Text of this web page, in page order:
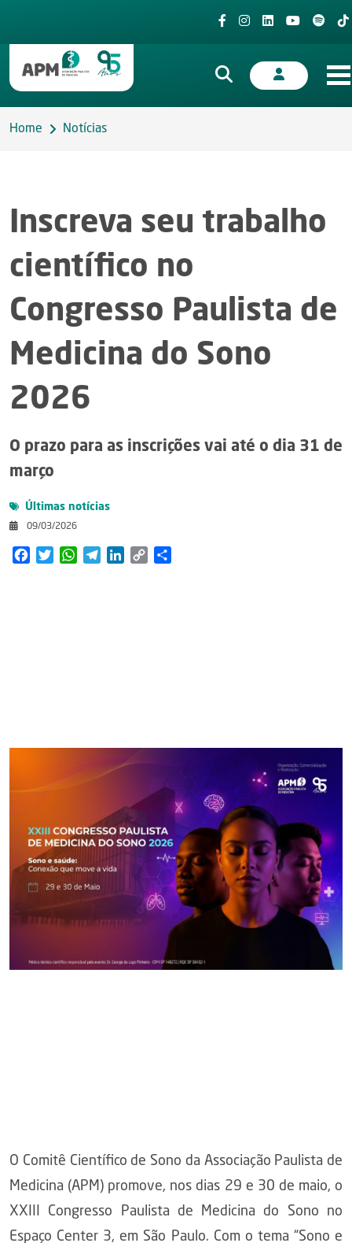
Home Notícias
Inscreva seu trabalho
científico no
Congresso Paulista de
Medicina do Sono
2026
O prazo para as inscrições vai até o dia 31 de
março
Últimas notícias
09/03/2026
FacebookTwitterWhatsAppTelegramLinkedIn
Copy
O Comitê Científico de Sono da Associação Paulista de
Medicina (APM) promove, nos dias 29 e 30 de maio, o
XXIII Congresso Paulista de Medicina do Sono no
Espaço Center 3, em São Paulo. Com o tema “Sono e